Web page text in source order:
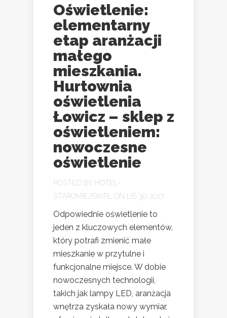
Oświetlenie:
elementarny
etap aranżacji
małego
mieszkania.
Hurtownia
oświetlenia
Łowicz – sklep z
oświetleniem:
nowoczesne
oświetlenie
POSTED BY HOTEL-
STAROMIEJSKI.PL
ON LIS 30, 2017
Odpowiednie oświetlenie to
jeden z kluczowych elementów,
który potrafi zmienić małe
mieszkanie w przytulne i
funkcjonalne miejsce. W dobie
nowoczesnych technologii,
takich jak lampy LED, aranżacja
wnętrza zyskała nowy wymiar,